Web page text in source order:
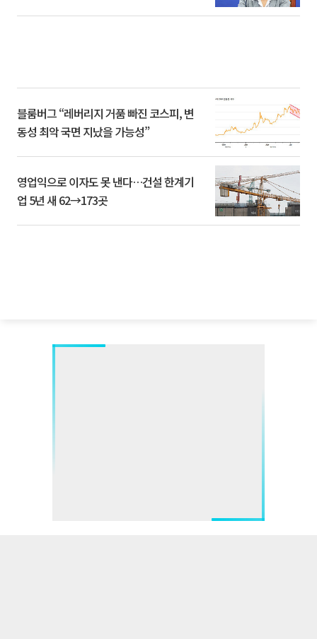
블룸버그 “레버리지 거품 빠진 코스피, 변
동성 최악 국면 지났을 가능성”
영업익으로 이자도 못 낸다…건설 한계기
업 5년 새 62→173곳